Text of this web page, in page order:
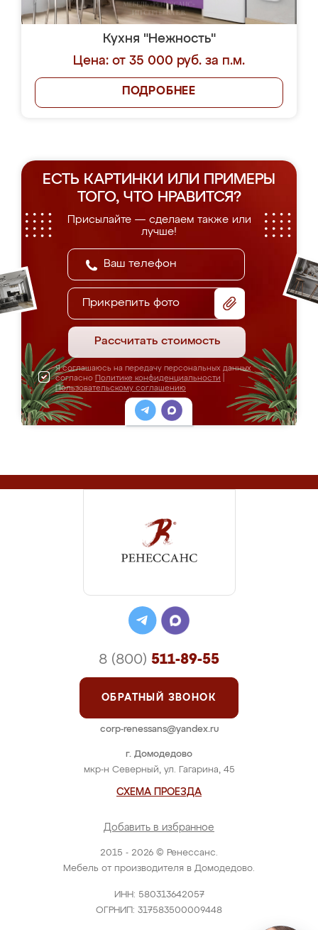
Кухня "Нежность"
Цена: от 35 000 руб. за п.м.
ПОДРОБНЕЕ
ЕСТЬ КАРТИНКИ ИЛИ ПРИМЕРЫ
ТОГО, ЧТО НРАВИТСЯ?
Присылайте — сделаем также или
лучше!
Прикрепить фото
Рассчитать стоимость
Я соглашаюсь на передачу персональных данных
согласно Политике конфиденциальности
Пользовательскому соглашению
2015 - 2026 © Ренессанс.
Мебель от производителя в Домодедово.
ИНН: 580313642057
ОГРНИП: 317583500009448
г. Домодедово
мкр-н Северный, ул. Гагарина, 45
СХЕМА ПРОЕЗДА
Добавить в избранное
8 (800) 511-89-55
ОБРАТНЫЙ ЗВОНОК
corp-renessans@yandex.ru